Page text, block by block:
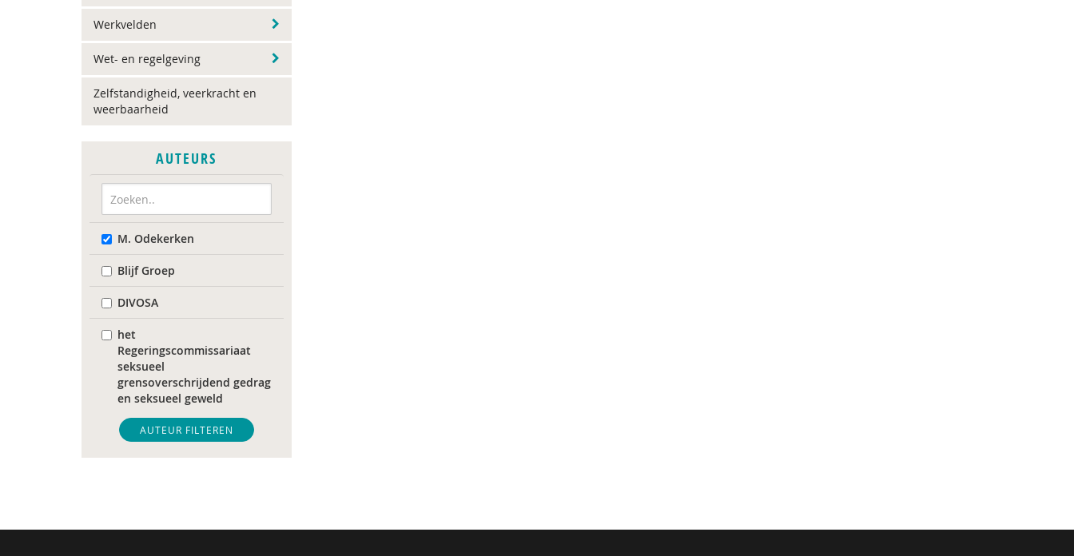
Werkvelden
Wet- en regelgeving
Zelfstandigheid, veerkracht en
weerbaarheid
AUTEURS
M. Odekerken
Blijf Groep
DIVOSA
het
Regeringscommissariaat
seksueel
grensoverschrijdend gedrag
en seksueel geweld
Sonja
Tim 'S Jongers
Mariët an Rossum
AUTEUR FILTEREN